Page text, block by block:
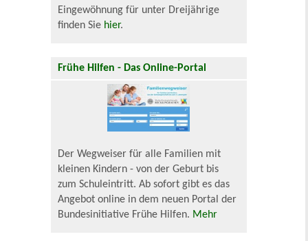
Eingewöhnung für unter Dreijährige
finden Sie hier.
Frühe Hilfen - Das Online-Portal
Der Wegweiser für alle Familien mit
kleinen Kindern - von der Geburt bis
zum Schuleintritt. Ab sofort gibt es das
Angebot online in dem neuen Portal der
Bundesinitiative Frühe Hilfen. Mehr